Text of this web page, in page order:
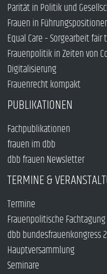
Parität in Politik und
Frauen in
Equal Care – Sorgearbeit fair
Frauenpolitik in Zeiten von
Digitalisierung
Frauenrecht kompakt
PUBLIKATIONEN
Fachpublikationen
frauen im dbb
dbb frauen Newsletter
TERMINE &
Termine
Frauenpolitische Fachtagung
dbb bundesfrauenkongress
Hauptversammlung
Seminare